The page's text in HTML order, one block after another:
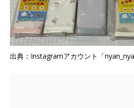
出典：Instagramアカウント「